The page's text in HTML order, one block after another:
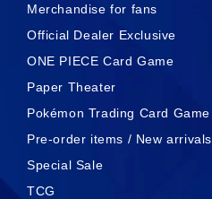
Merchandise for fans
Official Dealer Exclusive
ONE PIECE Card Game
Paper Theater
Pokémon Trading Card Game
Pre-order items / New arrivals
Special Sale
TCG